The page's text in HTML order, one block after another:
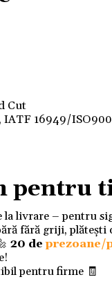
Cut
IATF 16949/
pentru
la livrare – pentru
fără griji,
20 deprezoane/
pentru firme 🧾